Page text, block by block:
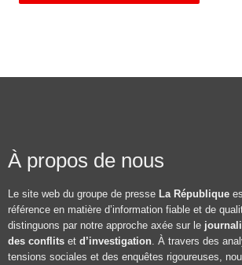
À propos de nous
Le site web du groupe de presse La République
référence en matière d’information fiable et de
distinguons par notre approche axée sur le
des conflits et d’investigation . À travers des
tensions sociales et des enquêtes rigoureuses,